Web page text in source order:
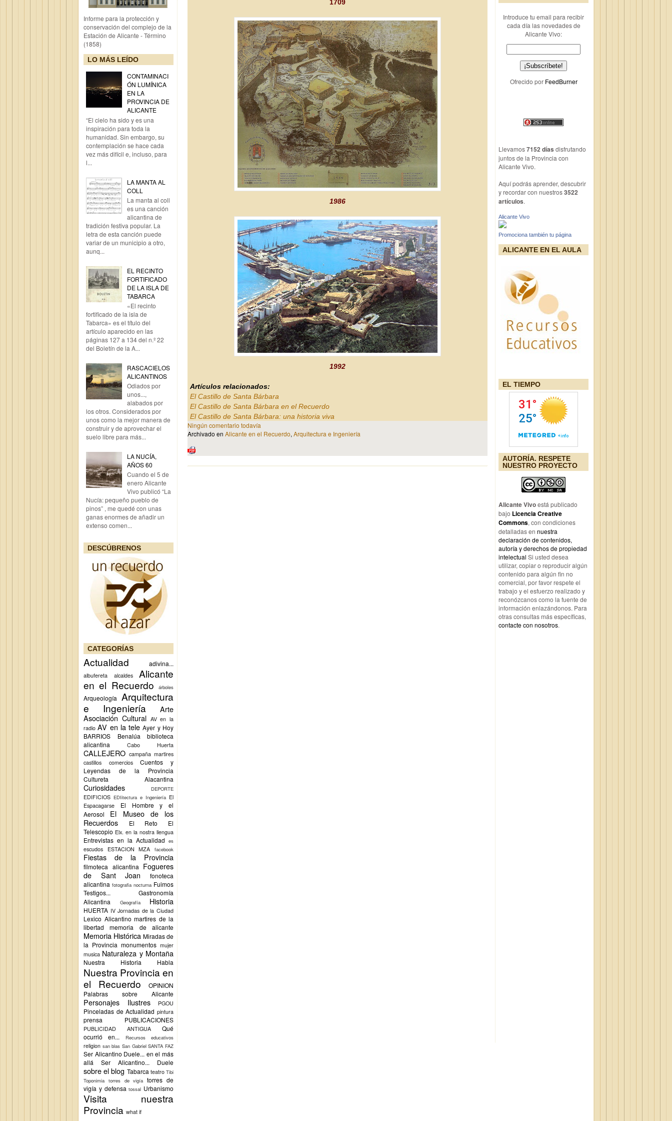
Informe para la protección y
conservación del complejo de la
Estación de Alicante - Término
(1858)
LO MÁS LEÍDO
CONTAMINACI
ÓN LUMÍNICA
EN LA
PROVINCIA DE
ALICANTE
“El cielo ha sido y es una
inspiración para toda la
humanidad. Sin embargo, su
contemplación se hace cada
vez más difícil e, incluso, para
l...
LA MANTA AL
COLL
La manta al coll
es una canción
alicantina de
tradición festiva popular. La
letra de esta canción puede
variar de un municipio a otro,
aunq...
EL RECINTO
FORTIFICADO
DE LA ISLA DE
TABARCA
«El recinto
fortificado de la isla de
Tabarca» es el título del
artículo aparecido en las
páginas 127 a 134 del n.º 22
del Boletín de la A...
RASCACIELOS
ALICANTINOS
Odiados por
unos...,
alabados por
los otros. Considerados por
unos como la mejor manera de
construir y de aprovechar el
suelo libre para más...
LA NUCÍA,
AÑOS 60
Cuando el 5 de
enero Alicante
Vivo publicó “La
Nucía: pequeño pueblo de
pinos” , me quedé con unas
ganas enormes de añadir un
extenso comen...
DESCÚBRENOS
CATEGORÍAS
Actualidad adivina...
albufereta alcaldes
Alicante
en el Recuerdo
árboles
Arqueología Arquitectura
e Ingeniería
Arte
Asociación Cultural AV en la
radio AV en la tele Ayer y Hoy
BARRIOS
Benalúa
biblioteca
alicantina
Cabo Huerta
CALLEJERO campaña martires
castillos
comercios
Cuentos y
Leyendas de la Provincia
Cultureta Alacantina
Curiosidades DEPORTE
EDIFICIOS EDIitectura e Ingeniería El
Espacagarse
El Hombre y el
Aerosol
El Museo de los
Recuerdos
El Reto
El
Telescopio Elx. en la nostra llengua
Entrevistas en la Actualidad es
escudos ESTACION MZA facebook
Fiestas de la Provincia
filmoteca alicantina Fogueres
de Sant Joan
fonoteca
alicantina fotografia nocturna Fuimos
Testigos...
Gastronomía
Alicantina
Geografía Historia
HUERTA IV Jornadas de la Ciudad
Lexico Alicantino martires de la
libertad
memoria de alicante
Memoria Histórica Miradas de
la Provincia monumentos mujer
musica Naturaleza y Montaña
Nuestra Historia Habla
Nuestra Provincia en
el Recuerdo
OPINION
Palabras sobre Alicante
Personajes Ilustres PGOU
Pinceladas de Actualidad pintura
prensa PUBLICACIONES
PUBLICIDAD ANTIGUA
Qué
ocurrió en...
Recursos educativos
religion san blas San Gabriel SANTA FAZ
Ser Alicantino Duele... en el más
allá
Ser Alicantino... Duele
sobre el blog Tabarca teatro Tibi
Toponimia torres de vigía torres de
vigía y defensa tossal Urbanismo
Visita nuestra
Provincia what if
1709
1986
1992
Artículos relacionados:
El Castillo de Santa Bárbara
El Castillo de Santa Bárbara en el Recuerdo
El Castillo de Santa Bárbara: una historia viva
Ningún comentario todavía
Archivado en Alicante en el Recuerdo, Arquitectura e Ingeniería
Introduce tu email para recibir
cada día las novedades de
Alicante Vivo:
Ofrecido por FeedBurner
Llevamos7152 días disfrutando
juntos de la Provincia con
Alicante Vivo.
Aquí podrás aprender, descubrir
y recordar con nuestros3522
artículos.
Alicante Vivo
Promociona también tu página
ALICANTE EN EL AULA
EL TIEMPO
AUTORÍA. RESPETE
NUESTRO PROYECTO
Alicante Vivoestá publicado
bajo Licencia Creative
Commons, con condiciones
detalladas en nuestra
declaración de contenidos,
autoría y derechos de propiedad
intelectual Si usted desea
utilizar, copiar o reproducir algún
contenido para algún fin no
comercial, por favor respete el
trabajo y el esfuerzo realizado y
reconózcanos como la fuente de
información enlazándonos. Para
otras consultas más específicas,
contacte con nosotros.